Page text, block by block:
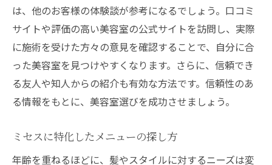
は、他のお客様の体験談が参考になるでしょう。口コミ
サイトや評価の高い美容室の公式サイトを訪問し、実際
に施術を受けた方々の意見を確認することで、自分に合
った美容室を見つけやすくなります。さらに、信頼でき
る友人や知人からの紹介も有効な方法です。信頼性のあ
る情報をもとに、美容室選びを成功させましょう。
ミセスに特化したメニューの探し方
年齢を重ねるほどに、髪やスタイルに対するニーズは変